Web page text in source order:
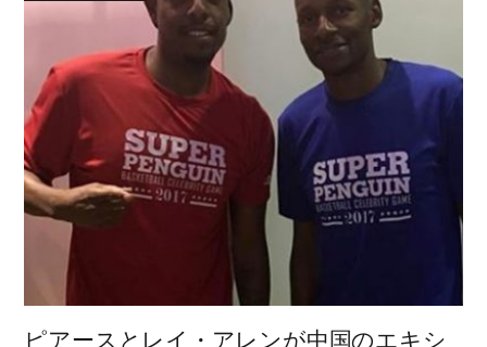
ピアースとレイ・アレンが中国のエキシ